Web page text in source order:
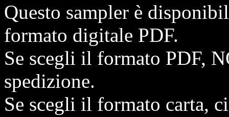
Questo sampler è
formato digitale PDF.
Se scegli il formato PDF,
spedizione.
Se scegli il formato carta,